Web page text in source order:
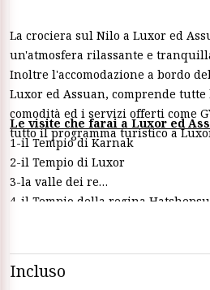
La crociera sul Nilo a Luxor ed
un'atmosfera rilassante e
Inoltre l'accomodazione a bordo
Luxor ed Assuan, comprende
comodità ed i servizi offerti come
tutto il programma turistico a
Le visite che farai a Luxor ed
1-il Tempio di Karnak
2-il Tempio di Luxor
3-la valle dei re
4-il Tempio della regina
7-il Tempio di Kom Ombo
8-l'alta Diga
Incluso